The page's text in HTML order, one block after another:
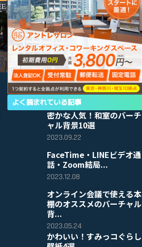
よく読まれている記事
密かな人気！和室のバーチ
ャル背景10選
2023.09.22
FaceTime・LINEビデオ通
話・Zoom結局...
2023.12.08
オンライン会議で使える本
棚のオススメのバーチャル
背...
2023.05.24
かわいい！すみっコぐらし